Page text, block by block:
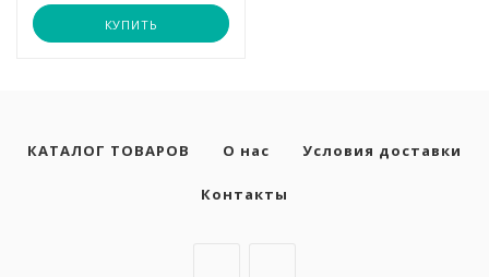
КУПИТЬ
КАТАЛОГ ТОВАРОВ О нас Условия доставки
Контакты